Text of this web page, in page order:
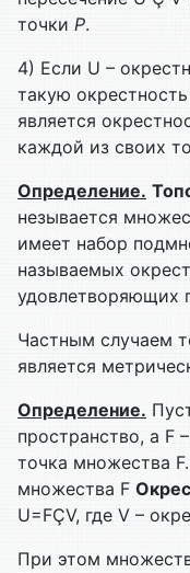
точки Р.
4) Если U –
такую
является
каждой из своих
Определение.
незывается
имеет набор
называемых
удовлетворяющих
Частным случаем
является
Определение.
пространство, а F
точка множества
множества F
U=FÇV, где V –
При этом